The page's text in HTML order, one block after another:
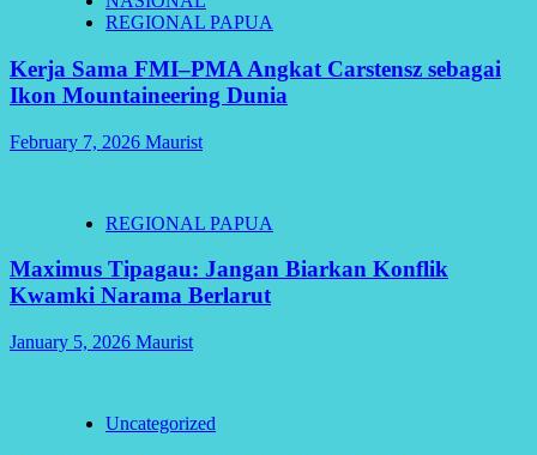
REGIONAL PAPUA
Kerja Sama FMI–PMA Angkat Carstensz sebagai
Ikon Mountaineering Dunia
February 7, 2026 Maurist
REGIONAL PAPUA
Maximus Tipagau: Jangan Biarkan Konflik
Kwamki Narama Berlarut
January 5, 2026 Maurist
Uncategorized